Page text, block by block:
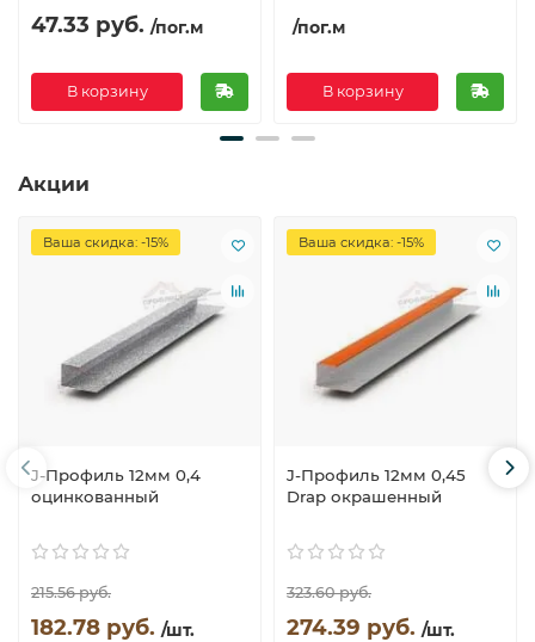
47.33 руб. /пог.м
В корзину
/пог.м
В корзину
Акции
Ваша скидка: -15%
J-Профиль 12мм 0,4
оцинкованный
215.56 руб.
182.78 руб. /шт.
Ваша скидка: -15%
J-Профиль 12мм 0,45
Drap окрашенный
323.60 руб.
274.39 руб. /шт.